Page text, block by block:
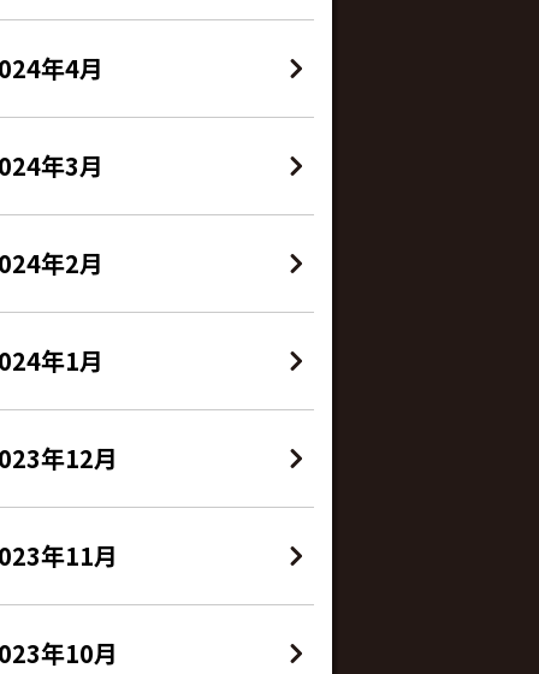
年4月
年3月
年2月
年1月
年12月
年11月
年10月